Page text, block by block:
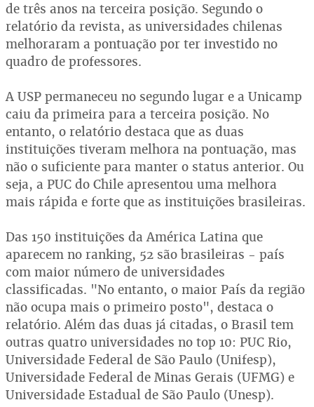
de três anos na terceira posição. Segundo o
relatório da revista, as universidades chilenas
melhoraram a pontuação por ter investido no
quadro de professores.
A USP permaneceu no segundo lugar e a Unicamp
caiu da primeira para a terceira posição. No
entanto, o relatório destaca que as duas
instituições tiveram melhora na pontuação, mas
não o suficiente para manter o status anterior. Ou
seja, a PUC do Chile apresentou uma melhora
mais rápida e forte que as instituições brasileiras.
Das 150 instituições da América Latina que
aparecem no ranking, 52 são brasileiras - país
com maior número de universidades
classificadas. "No entanto, o maior País da região
não ocupa mais o primeiro posto", destaca o
relatório. Além das duas já citadas, o Brasil tem
outras quatro universidades no top 10: PUC Rio,
Universidade Federal de São Paulo (Unifesp),
Universidade Federal de Minas Gerais (UFMG) e
Universidade Estadual de São Paulo (Unesp).